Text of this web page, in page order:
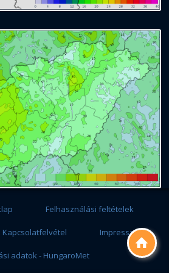

Felhasználási feltételek
Kapcsolatfelvétel Impresszum
adatok - HungaroMet